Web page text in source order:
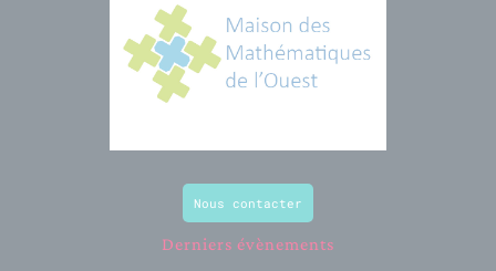
Nous contacter
Derniers évènements